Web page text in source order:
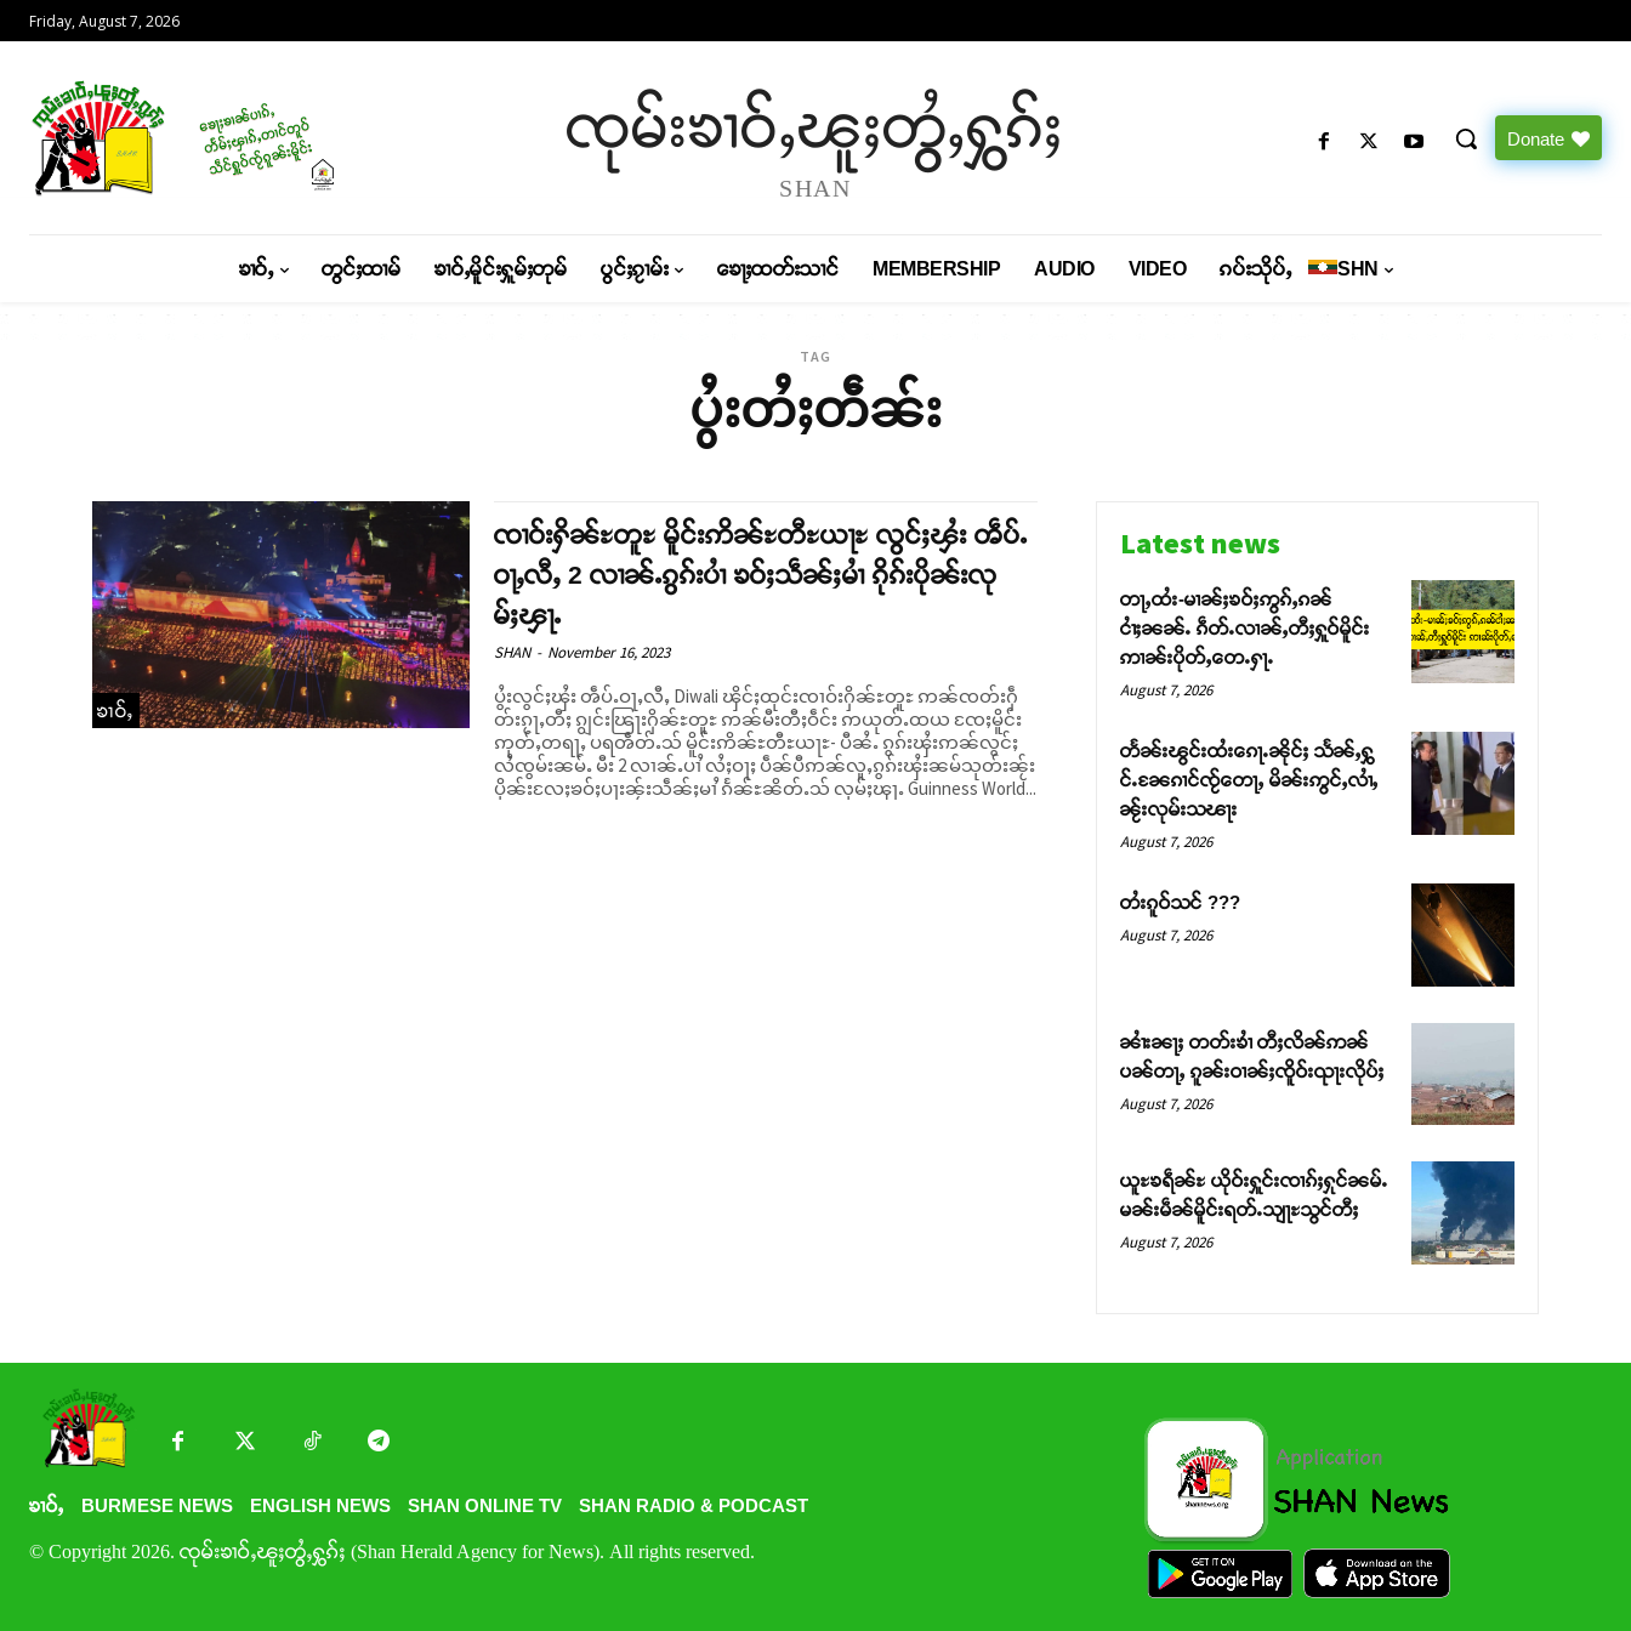
Friday, August 7, 2026
ၸုမ်းၶၢဝ်ႇၽူႈတွႆႇႁွၵ်ႈ
SHAN
Donate
ၶၢဝ်ႇ တွင်ႈထၢမ် ၶၢဝ်ႇမိူင်းႁူမ်ႈတုမ် ပွင်ႈၵႂၢမ်း ၶေႃႈထတ်းသၢင် MEMBERSHIP AUDIO VIDEO ၵပ်းသိုပ်ႇ SHN
TAG
ပွႆးတႆႈတဵၼ်း
ၶၢဝ်ႇ
ၸၢဝ်းႁိၼ်ႊတူႊ မိူင်းဢိၼ်ႊတီႊယႃႊ လွင်ႈၾႆး ၻဵပ်ႉ
ဝႃႇလီႇ 2 လၢၼ်ႉၵွၵ်းပၢႆ ၶဝ်ႈသဵၼ်ႈမၢႆ ၵိုၵ်းပိုၼ်းလု
မ်ႈၾႃႉ
SHAN - November 16, 2023
ပွႆးလွင်ႈၾႆး ၻဵပ်ႉဝႃႇလီႇ Diwali ၾိင်ႈထုင်းၸၢဝ်းႁိၼ်ႊတူႊ ဢၼ်ၸတ်းႁဵ
တ်းၵႂႃႇတီႈ ၵျွင်းၽြႃးႁိၼ်ႊတူႊ ဢၼ်မီးတီႈဝဵင်း ဢယုတ်ႉထယ ၸႄႈမိူင်း
ဢုတ်ႇတရႃႇ ပရၻဵတ်ႉသ် မိူင်းဢိၼ်ႊတီႊယႃႊ- ပီၼႆႉ ၵွၵ်းၾႆးဢၼ်လွင်ႈ
လႆၸွမ်းၼမ်ႉ မီး 2 လၢၼ်ႉပၢႆ လႆႈဝႃႈ ပဵၼ်ပီဢၼ်လူႇၵွၵ်းၾႆးၼမ်သုတ်းၼႂ်း
ပိုၼ်းလႄႈၶဝ်ႈပႃးၼႂ်းသဵၼ်ႈမၢႆ ၵႅၼ်ႊၼိတ်ႉသ် လုမ်ႈၾႃႉ Guinness World...
Latest news
တႃႇထႆး-မၢၼ်ႈၶဝ်ႈဢွၵ်ႇၵၼ်
ငၢႆႈၼၼ်ႉ ၵဵတ်ႉလၢၼ်ႇတီႈႁူဝ်မိူင်း
ဢၢၼ်းပိုတ်ႇတေႉႁႃႉ
August 7, 2026
တႅၼ်းၽွင်းထႆးၵေႃႉၼိုင်ႈ သႅၼ်ႇႁွ
င်ႉၼႄၵၢင်ၸႂ်တေႃႇ မိၼ်းဢွင်ႇလၢႆႇ
ၼႂ်းလုမ်းသၽႃး
August 7, 2026
တႆးၵူဝ်သင် ???
August 7, 2026
ၼၢႆးၼႃႈ တတ်းၶၢႆ တီႈလိၼ်ဢၼ်
ပၼ်တႃႇ ၵူၼ်းဝၢၼ်ႈၸိူဝ်းၺႃးလိုပ်ႈ
August 7, 2026
ယူႊၶရဵၼ်ႊ ယိုဝ်းႁူင်းၸၢၵ်ႈႁုင်ၼမ်ႉ
မၼ်းမဵၼ်မိူင်းရတ်ႉသျႃႊသွင်တီႈ
August 7, 2026
ၶၢဝ်ႇ BURMESE NEWS ENGLISH NEWS SHAN ONLINE TV SHAN RADIO & PODCAST
© Copyright 2026. ၸုမ်းၶၢဝ်ႇၽူႈတွႆႇႁွၵ်ႈ (Shan Herald Agency for News). All rights reserved.